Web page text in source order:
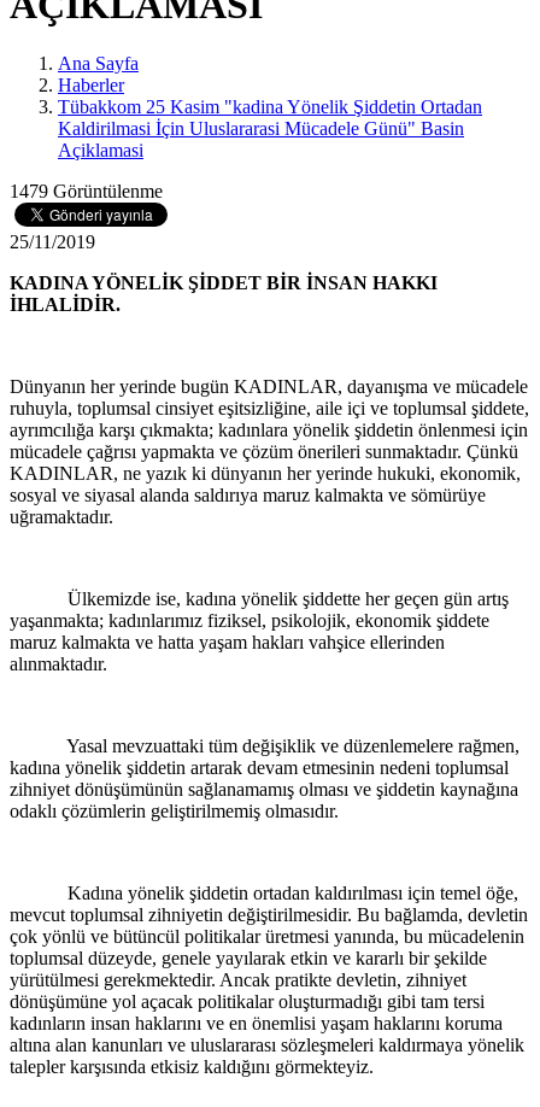
Ana Sayfa
Haberler
Tübakkom 25 Kasim "kadina Yönelik Şiddetin Ortadan
Kaldirilmasi İçin Uluslararasi Mücadele Günü" Basin
Açiklamasi
1479 Görüntülenme
25/11/2019
KADINA YÖNELİK ŞİDDET BİR İNSAN HAKKI
İHLALİDİR.
Dünyanın her yerinde bugün KADINLAR, dayanışma ve mücadele
ruhuyla, toplumsal cinsiyet eşitsizliğine, aile içi ve toplumsal şiddete,
ayrımcılığa karşı çıkmakta; kadınlara yönelik şiddetin önlenmesi için
mücadele çağrısı yapmakta ve çözüm önerileri sunmaktadır. Çünkü
KADINLAR, ne yazık ki dünyanın her yerinde hukuki, ekonomik,
sosyal ve siyasal alanda saldırıya maruz kalmakta ve sömürüye
uğramaktadır.
Ülkemizde ise, kadına yönelik şiddette her geçen gün artış
yaşanmakta; kadınlarımız fiziksel, psikolojik, ekonomik şiddete
maruz kalmakta ve hatta yaşam hakları vahşice ellerinden
alınmaktadır.
Yasal mevzuattaki tüm değişiklik ve düzenlemelere rağmen,
kadına yönelik şiddetin artarak devam etmesinin nedeni toplumsal
zihniyet dönüşümünün sağlanamamış olması ve şiddetin kaynağına
odaklı çözümlerin geliştirilmemiş olmasıdır.
Kadına yönelik şiddetin ortadan kaldırılması için temel öğe,
mevcut toplumsal zihniyetin değiştirilmesidir. Bu bağlamda, devletin
çok yönlü ve bütüncül politikalar üretmesi yanında, bu mücadelenin
toplumsal düzeyde, genele yayılarak etkin ve kararlı bir şekilde
yürütülmesi gerekmektedir. Ancak pratikte devletin, zihniyet
dönüşümüne yol açacak politikalar oluşturmadığı gibi tam tersi
kadınların insan haklarını ve en önemlisi yaşam haklarını koruma
altına alan kanunları ve uluslararası sözleşmeleri kaldırmaya yönelik
talepler karşısında etkisiz kaldığını görmekteyiz.